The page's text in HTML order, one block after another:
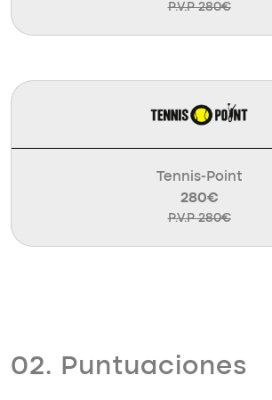
P.V.P 280€
Tennis-Point
280€
P.V.P 280€
02. Puntuaciones